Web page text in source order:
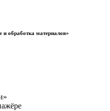
и обработка материалов»